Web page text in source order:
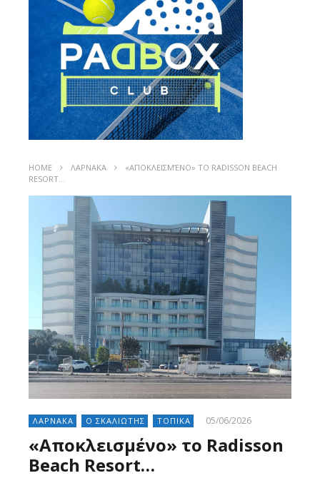
HOME ΛΑΡΝΑΚΑ
«ΑΠΟΚΛΕΙΣΜΈΝΟ» ΤΟ RADISSON BEACH
RESORT…
ΛΑΡΝΑΚΑ Ο ΣΚΑΛΙΩΤΗΣ ΤΟΠΙΚΑ 05/06/2026
«Αποκλεισμένο» το Radisson
Beach Resort…